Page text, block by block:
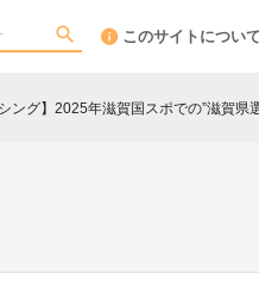
このサイトについて
ング】2025年滋賀国スポでの”滋賀県